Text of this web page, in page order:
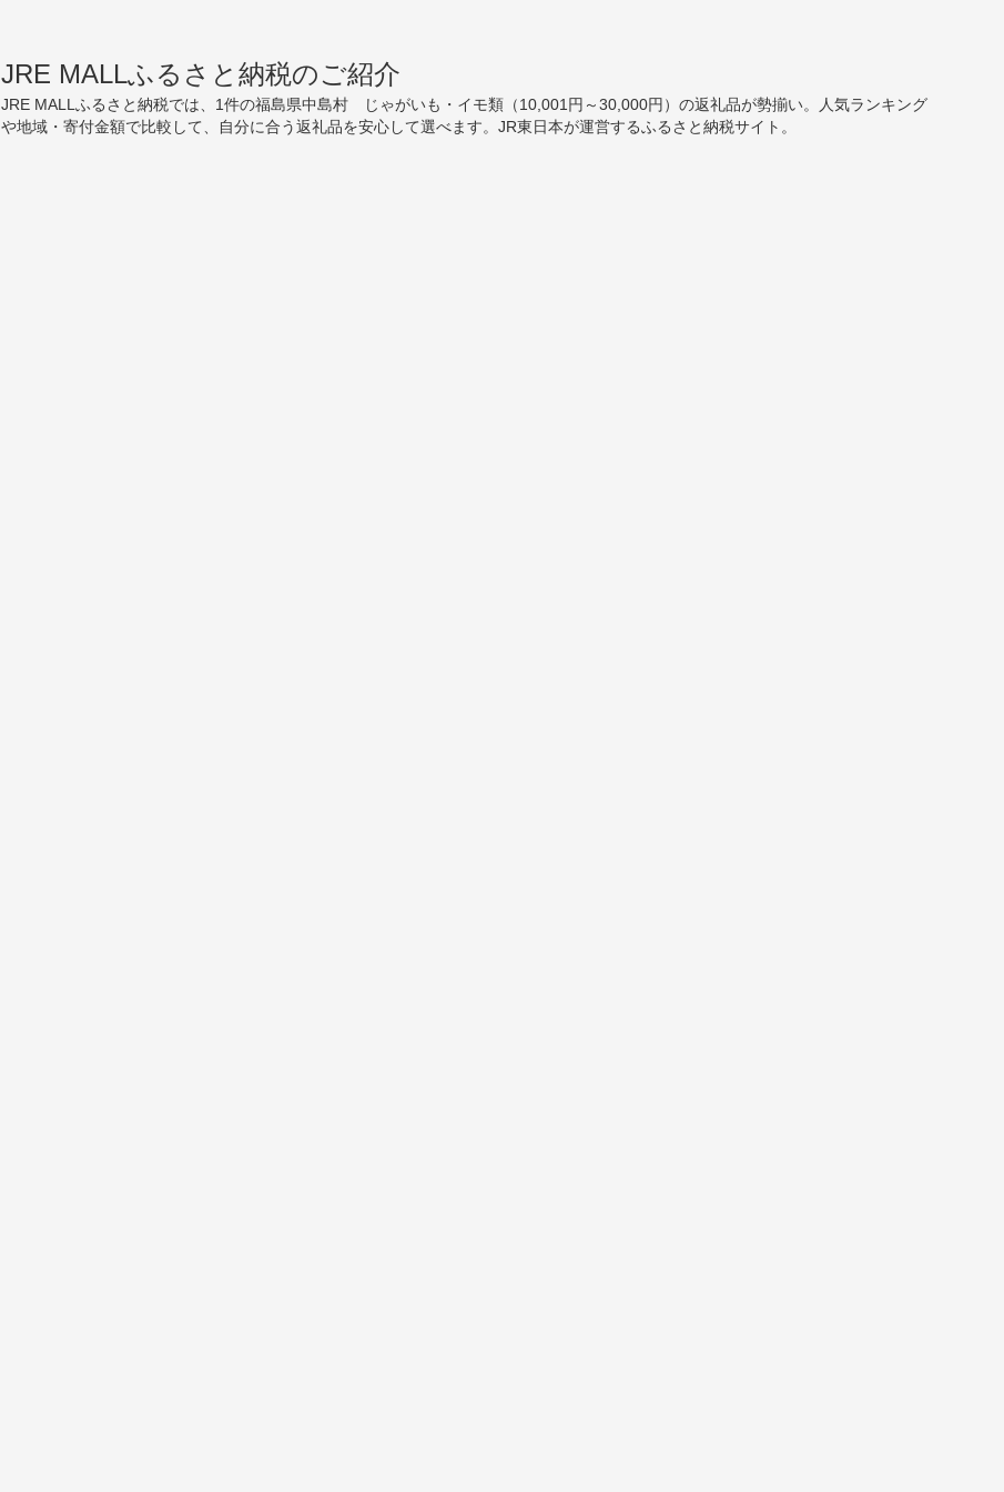
JRE MALLふるさと納税のご紹介
JRE MALLふるさと納税では、1件の福島県中島村 じゃがいも・イモ類（10,001円～30,000円）の返礼品が勢揃い。人気ランキング
や地域・寄付金額で比較して、自分に合う返礼品を安心して選べます。JR東日本が運営するふるさと納税サイト。